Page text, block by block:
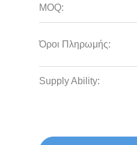
MOQ:
Όροι Πληρωμής:
Supply Ability: